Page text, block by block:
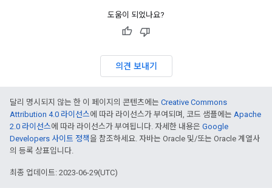
도움이 되었나요?
의견 보내기
달리 명시되지 않는 한 이 페이지의 콘텐츠에는 Creative Commons
Attribution 4.0 라이선스에 따라 라이선스가 부여되며, 코드 샘플에는 Apache
2.0 라이선스에 따라 라이선스가 부여됩니다. 자세한 내용은 Google
Developers 사이트 정책을 참조하세요. 자바는 Oracle 및/또는 Oracle 계열사
의 등록 상표입니다.
최종 업데이트: 2023-06-29(UTC)